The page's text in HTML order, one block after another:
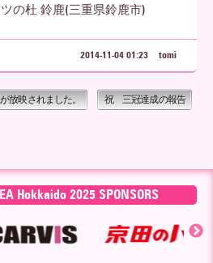
の杜 鈴鹿(三重県鈴鹿市)
2014-11-04 01:23 tomi
が放映されました。 祝 三冠達成の報告
Hokkaido 2025 SPONSORS